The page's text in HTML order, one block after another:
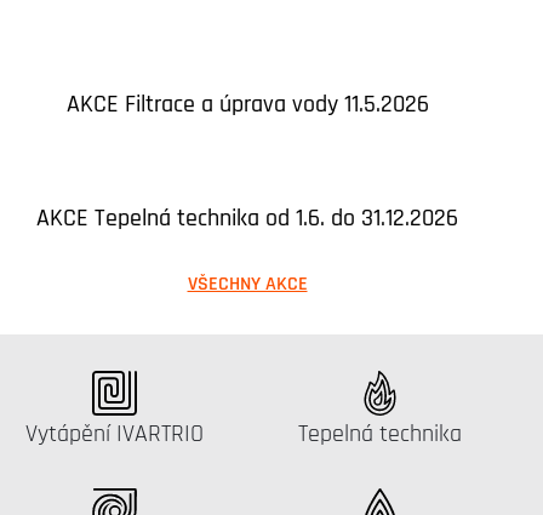
AKCE Filtrace a úprava vody 11.5.2026
AKCE Tepelná technika od 1.6. do 31.12.2026
VŠECHNY AKCE
Katalog:
Vytápění IVARTRIO Katalog:
Tepelná technika